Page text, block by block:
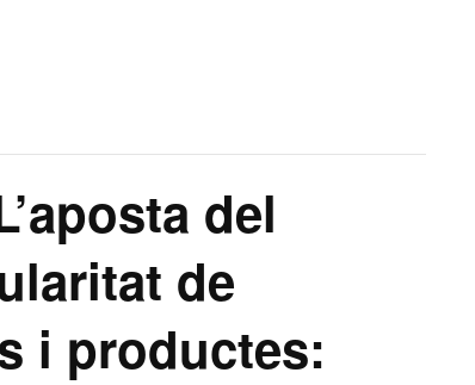
del
de
i productes: